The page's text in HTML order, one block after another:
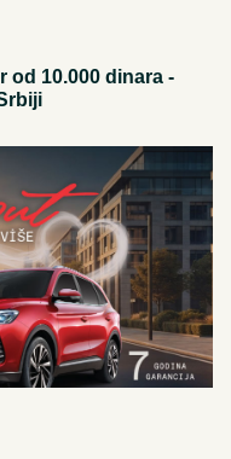
od 10.000 dinara -